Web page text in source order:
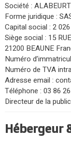
Société :
Forme juridique :
Capital social : 2
Siège social : 15
21200 BEAUNE
Numéro
Numéro de TVA
Adresse email :
Téléphone : 03 86
Directeur de la
Hébergeur